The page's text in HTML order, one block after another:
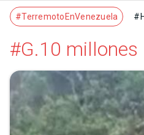
#TerremotoEnVenezuela
#G.10 millones